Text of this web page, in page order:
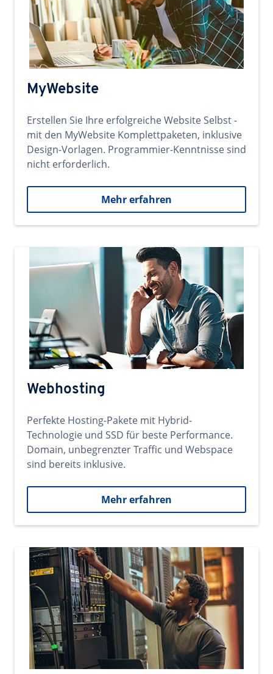
MyWebsite
Erstellen Sie Ihre erfolgreiche Website Selbst -
mit den MyWebsite Komplettpaketen, inklusive
Design-Vorlagen. Programmier-Kenntnisse sind
nicht erforderlich.
Mehr erfahren
Webhosting
Perfekte Hosting-Pakete mit Hybrid-
Technologie und SSD für beste Performance.
Domain, unbegrenzter Traffic und Webspace
sind bereits inklusive.
Mehr erfahren